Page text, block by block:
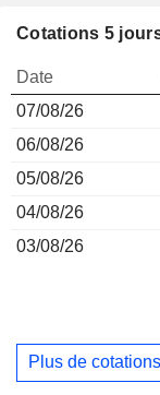
Cotations 5
Date
07/08/26
06/08/26
05/08/26
04/08/26
03/08/26
Plus de cotations